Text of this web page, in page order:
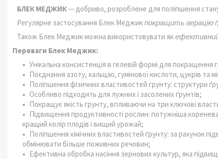
БЛЕК МЕДЖИК— добриво, розроблене для поліпшення
Регулярне застосування Блек Меджикпокращить аерацію
Також Блек Меджик можна використовувати якефективний
Переваги Блек Меджик:
Унікальна консистенція в гелевій формі для
Поєднання азоту, кальцію, гумінової кислоти, цукрів та
Поліпшення фізичних властивостей грунту: структури
Особливо підходить для лужних і засолених ґрунтів;
Покращує якість грунту, впливаючи на три ключові
Підвищення продуктивності рослин: потужніша
кращий колір плодів і вищий урожай;
Поліпшення хімічних властивостей ґрунту: за рахунок
обмінювати більше поживних речовин;
Ефективна обробка насіння зернових культур, яка